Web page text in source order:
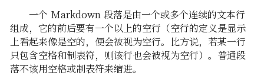
一个 Markdown 段落是由一个或多个连续的文本行
组成，它的前后要有一个以上的空行（空行的定义是显示
上看起来像是空的，便会被视为空行。比方说，若某一行
只包含空格和制表符，则该行也会被视为空行）。普通段
落不该用空格或制表符来缩进。